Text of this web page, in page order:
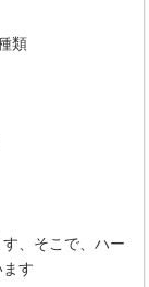
類
、そこで、ハー
す